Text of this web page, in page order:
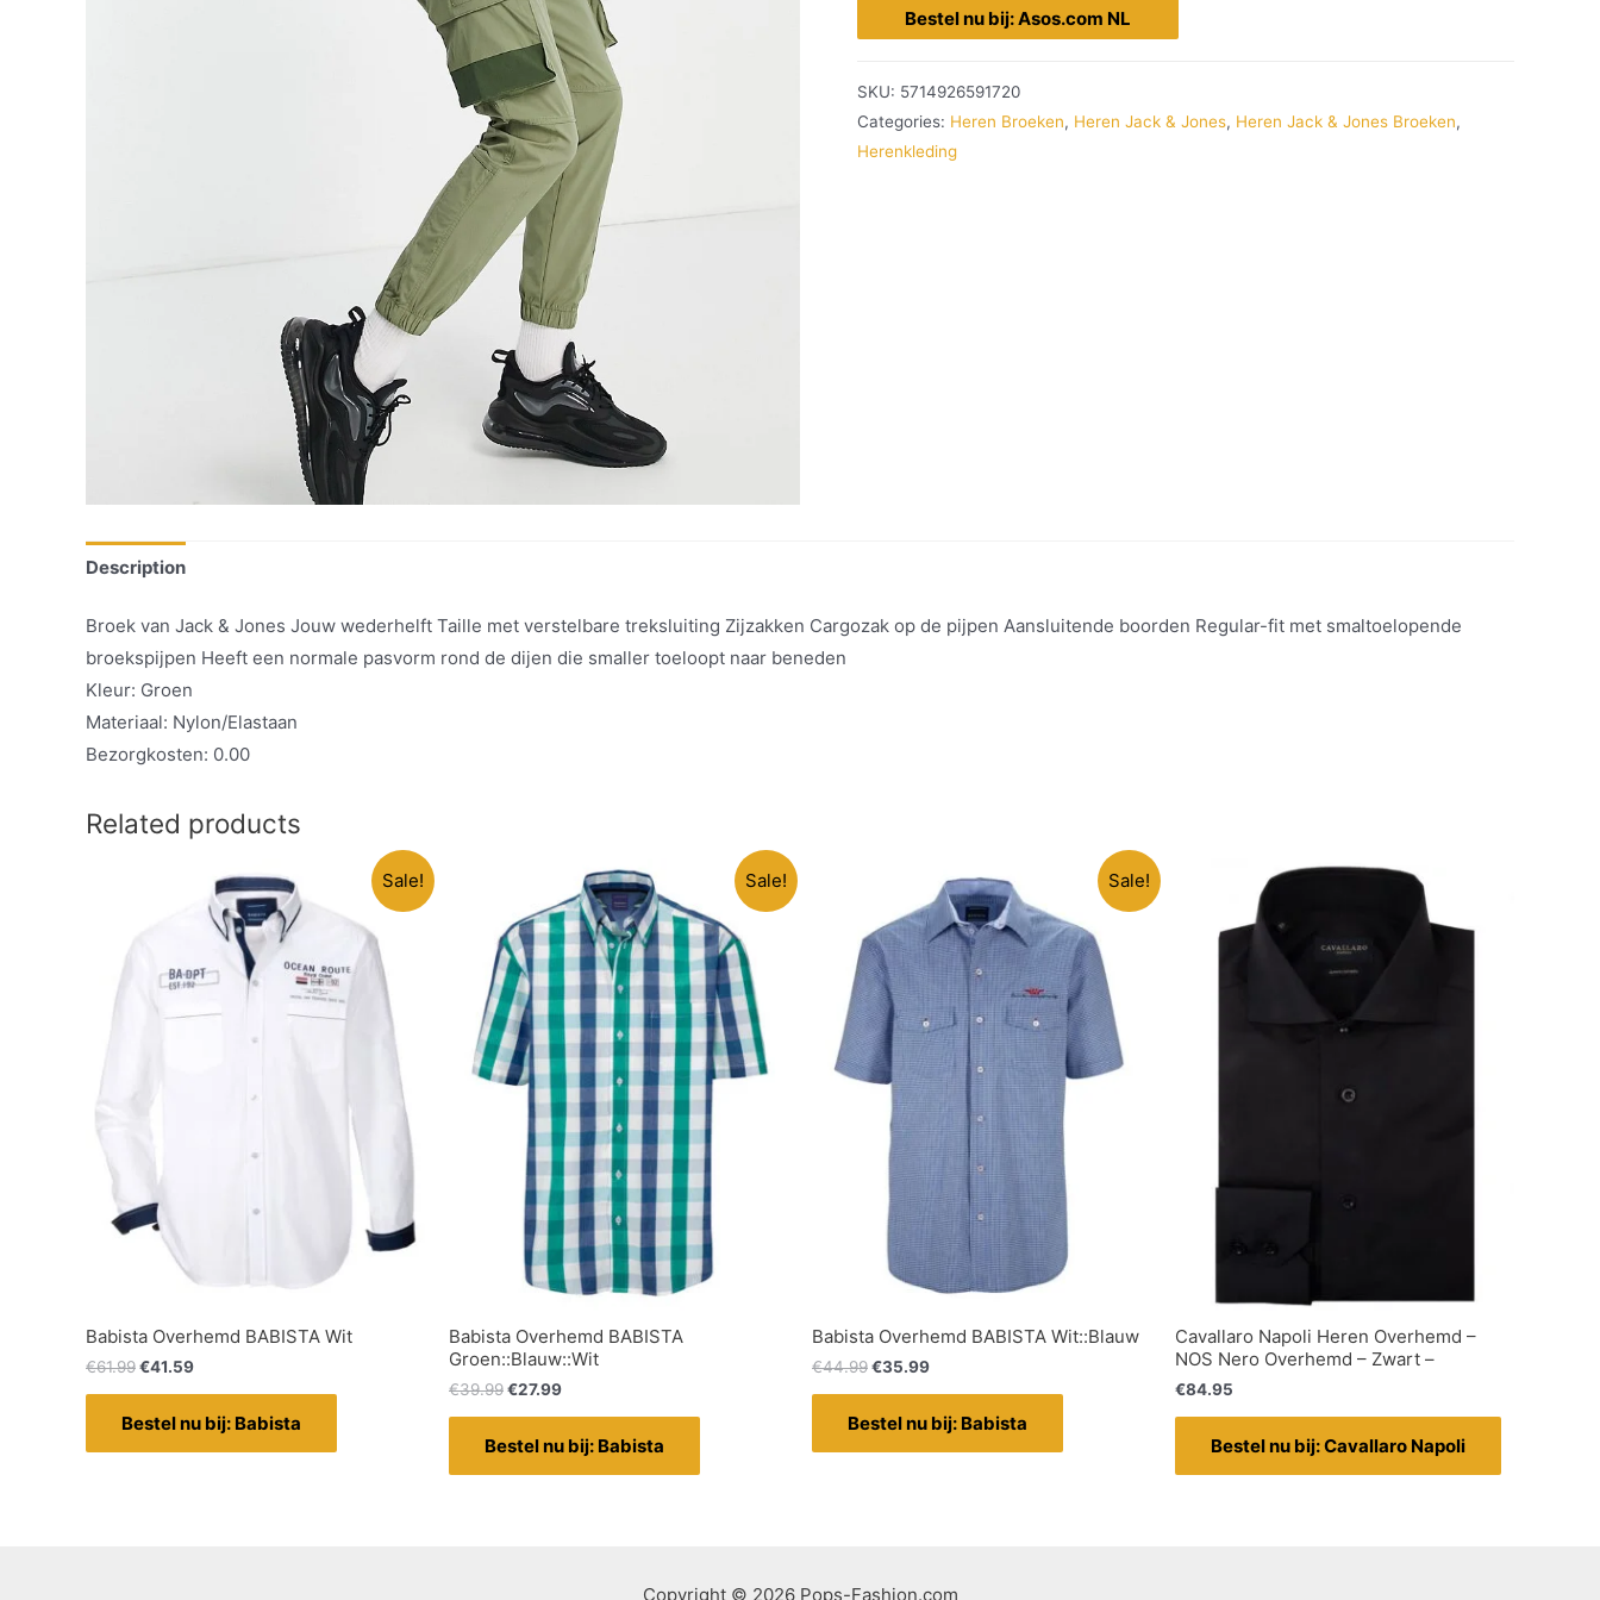
Bestel nu bij: Asos.com NL
SKU: 5714926591720
Categories: Heren Broeken, Heren Jack & Jones, Heren Jack & Jones Broeken,
Herenkleding
Description
Broek van Jack & Jones Jouw wederhelft Taille met verstelbare treksluiting Zijzakken Cargozak op de pijpen Aansluitende boorden Regular-fit met smaltoelopende
broekspijpen Heeft een normale pasvorm rond de dijen die smaller toeloopt naar beneden
Kleur: Groen
Materiaal: Nylon/Elastaan
Bezorgkosten: 0.00
Related products
Sale!
Babista Overhemd BABISTA Wit
€61.99€41.59
Bestel nu bij: Babista
Sale!
Babista Overhemd BABISTA
Groen::Blauw::Wit
€39.99€27.99
Bestel nu bij: Babista
Sale!
Babista Overhemd BABISTA Wit::Blauw
€44.99€35.99
Bestel nu bij: Babista
Cavallaro Napoli Heren Overhemd –
NOS Nero Overhemd – Zwart –
€84.95
Bestel nu bij: Cavallaro Napoli
Copyright © 2026 Pops-Fashion.com